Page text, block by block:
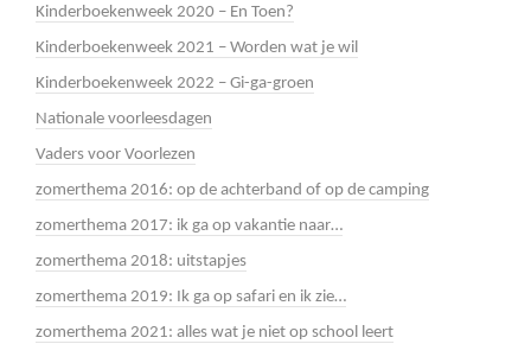
Kinderboekenweek 2020 – En Toen?
Kinderboekenweek 2021 – Worden wat je wil
Kinderboekenweek 2022 – Gi-ga-groen
Nationale voorleesdagen
Vaders voor Voorlezen
zomerthema 2016: op de achterband of op de camping
zomerthema 2017: ik ga op vakantie naar…
zomerthema 2018: uitstapjes
zomerthema 2019: Ik ga op safari en ik zie…
zomerthema 2021: alles wat je niet op school leert